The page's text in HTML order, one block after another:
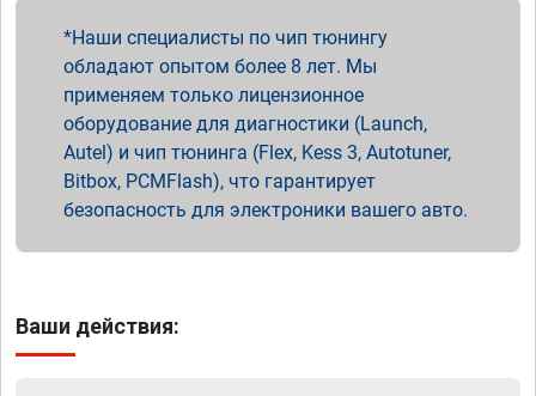
Наши специалисты по чип тюнингу
обладают опытом более 8 лет. Мы
применяем только лицензионное
оборудование для диагностики (Launch,
Autel) и чип тюнинга (Flex, Kess 3, Autotuner,
Bitbox, PCMFlash), что гарантирует
безопасность для электроники вашего авто.
Ваши действия: